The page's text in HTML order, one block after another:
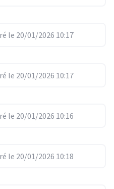
le 20/01/2026 10:17
le 20/01/2026 10:17
le 20/01/2026 10:16
le 20/01/2026 10:18